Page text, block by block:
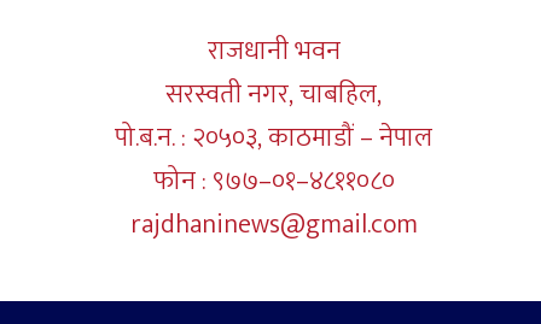
राजधानी भवन
सरस्वती नगर, चाबहिल,
पो.ब.न. : २०५०३, काठमाडौं – नेपाल
फोन : ९७७–०१–४८११०८०
rajdhaninews@gmail.com